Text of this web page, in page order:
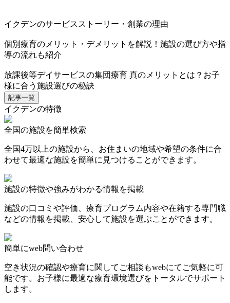
イクデンのサービスストーリー・創業の理由
個別療育のメリット・デメリットを解説！施設の選び方や指
導の流れも紹介
放課後等デイサービスの集団療育 真のメリットとは？お子
様に合う施設選びの秘訣
記事一覧
イクデンの特徴
全国の施設を簡単検索
全国4万以上の施設から、お住まいの地域や希望の条件に合
わせて最適な施設を簡単に見つけることができます。
施設の特徴や強みがわかる情報を掲載
施設の口コミや評価、療育プログラム内容や在籍する専門職
などの情報を掲載、安心して施設を選ぶことができます。
簡単にweb問い合わせ
空き状況の確認や療育に関してご相談もwebにてご気軽に可
能です。お子様に最適な療育環境選びをトータルでサポート
します。